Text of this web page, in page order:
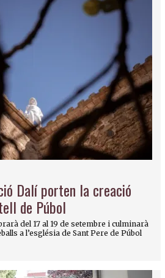
Dalí porten la creació
de Púbol
del 17 al 19 de setembre i culminarà
a l’església de Sant Pere de Púbol